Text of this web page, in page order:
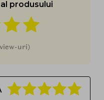
produsului
uri)